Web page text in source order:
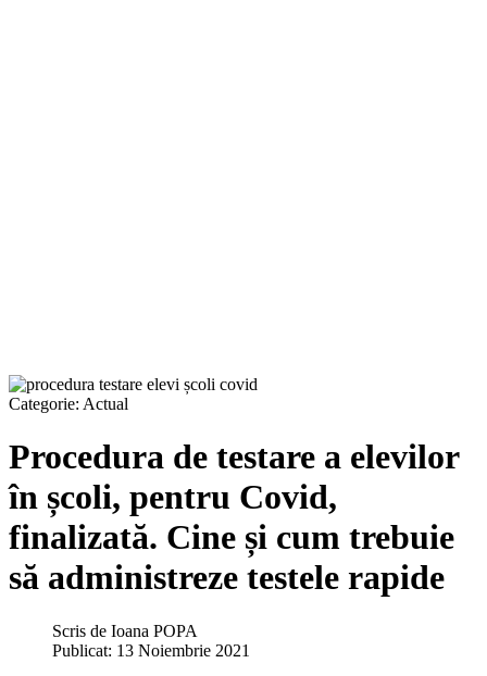
Categorie: Actual
Procedura de testare a elevilor
în școli, pentru Covid,
finalizată. Cine și cum trebuie
să administreze testele rapide
Scris de Ioana POPA
Publicat: 13 Noiembrie 2021